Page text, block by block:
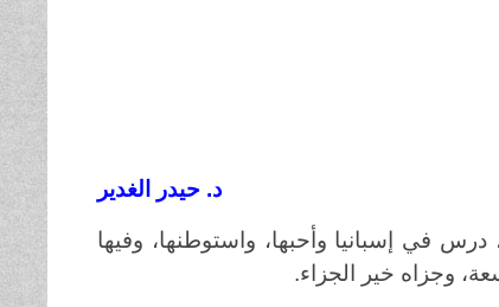
د. حيدر الغدير
في إسبانيا وأحبها، واستوطنها، وفيها
وجزاه خير الجزاء.